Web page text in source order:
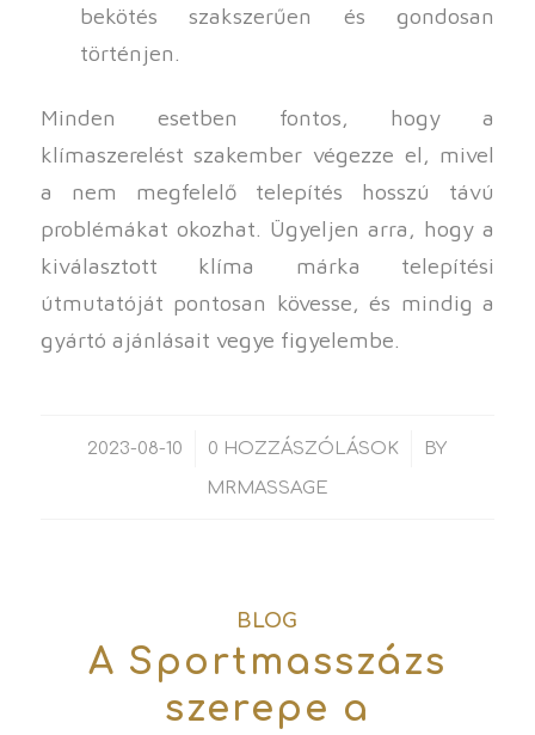
bekötés szakszerűen és gondosan
történjen.
Minden esetben fontos, hogy a
klímaszerelést szakember végezze el, mivel
a nem megfelelő telepítés hosszú távú
problémákat okozhat. Ügyeljen arra, hogy a
kiválasztott klíma márka telepítési
útmutatóját pontosan kövesse, és mindig a
gyártó ajánlásait vegye figyelembe.
2023-08-10
/ 0 HOZZÁSZÓLÁSOK
/ BY
MRMASSAGE
BLOG
A Sportmasszázs
szerepe a